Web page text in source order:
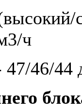
ч
47/46/44